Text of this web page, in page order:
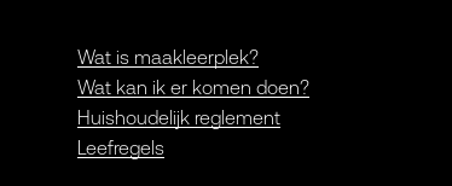
Wat is maakleerplek?
Wat kan ik er komen doen?
Huishoudelijk reglement
Leefregels